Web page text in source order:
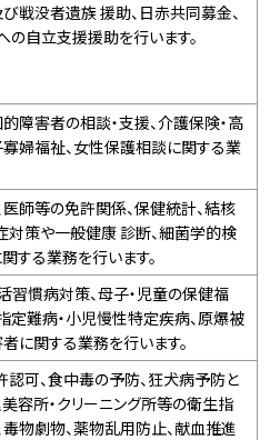
戦没者遺族 援助、日赤共同募金、
自立支援援助を行います。
障害者の相談・支援、介護保険・高
婦福祉、女性保護相談に関する業
師等の免許関係、保健統計、結核
対策や一般健康 診断、細菌学的検
する業務を行います。
習慣病対策、母子・児童の保健福
定難病・小児慢性特定疾病、原爆被
に関する業務を行います。
可、食中毒の予防、狂犬病予防と
容所・クリーニング所等の衛生指
毒物劇物、薬物乱用防止、献血推進